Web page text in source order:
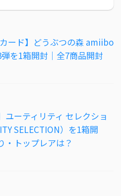
ード】どうぶつの森 amiibo
を1箱開封｜全7商品開封
ユーティリティ セレクショ
SELECTION）を1箱開
・トップレアは？